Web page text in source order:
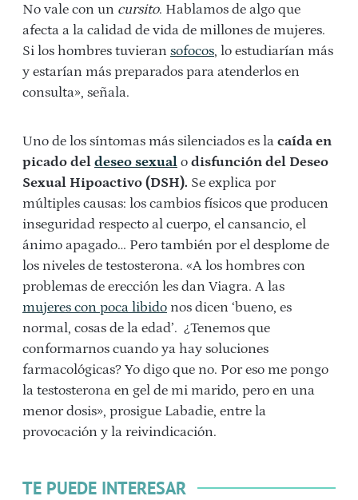
No vale con un cursito. Hablamos de algo que
afecta a la calidad de vida de millones de mujeres.
Si los hombres tuvieran sofocos, lo estudiarían más
y estarían más preparados para atenderlos en
consulta», señala.
Uno de los síntomas más silenciados es la caída en
picado del deseo sexual o disfunción del Deseo
Sexual Hipoactivo (DSH). Se explica por
múltiples causas: los cambios físicos que producen
inseguridad respecto al cuerpo, el cansancio, el
ánimo apagado… Pero también por el desplome de
los niveles de testosterona. «A los hombres con
problemas de erección les dan Viagra. A las
mujeres con poca libido nos dicen ‘bueno, es
normal, cosas de la edad’. ¿Tenemos que
conformarnos cuando ya hay soluciones
farmacológicas? Yo digo que no. Por eso me pongo
la testosterona en gel de mi marido, pero en una
menor dosis», prosigue Labadie, entre la
provocación y la reivindicación.
TE PUEDE INTERESAR